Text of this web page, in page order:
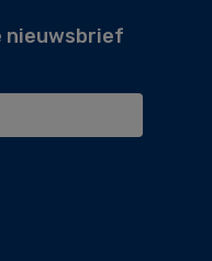
nieuwsbrief